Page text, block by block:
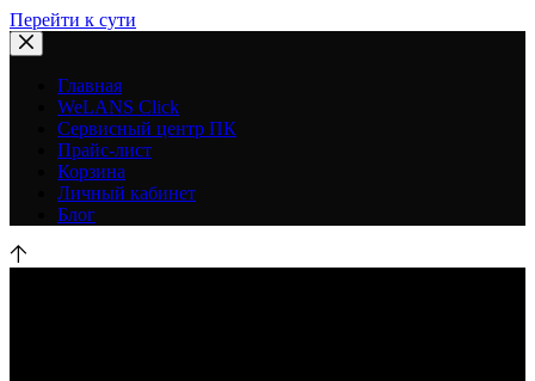
Перейти к сути
Главная
WeLANS Click
Сервисный центр ПК
Прайс-лист
Корзина
Личный кабинет
Блог